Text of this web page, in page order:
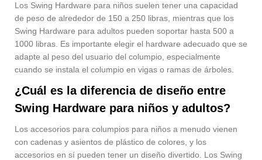
Los Swing Hardware para niños suelen tener una capacidad
de peso de alrededor de 150 a 250 libras, mientras que los
Swing Hardware para adultos pueden soportar hasta 500 a
1000 libras. Es importante elegir el hardware adecuado que se
adapte al peso del usuario del columpio, especialmente
cuando se instala el columpio en vigas o ramas de árboles.
¿Cuál es la diferencia de diseño entre
Swing Hardware para niños y adultos?
Los accesorios para columpios para niños a menudo vienen
con cadenas y asientos de plástico de colores, y los
accesorios en sí pueden tener un diseño divertido. Los Swing